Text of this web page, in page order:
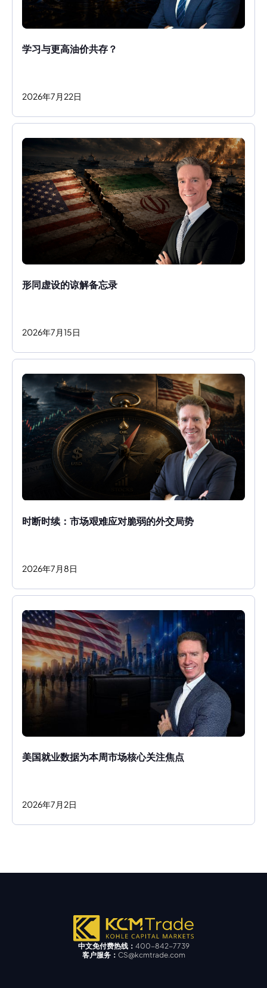
2026年7 月 22日
形同虚设的谅解备忘录
2026年7 月15日
时断时续：市场艰难应对脆弱的外交局势
2026年7 月 8日
美国就业数据为本周市场核心关注焦点
2026年7 月 2日
中文免付费热线： 400-842-7739
客户服务： CS@kcmtrade.com